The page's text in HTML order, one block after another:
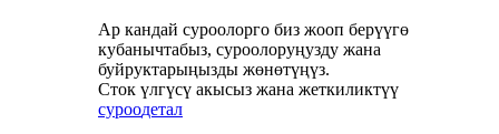
Ар кандай суроолорго биз жооп берүүгө
кубанычтабыз, суроолоруңузду жана
буйруктарыңызды жөнөтүңүз.
Сток үлгүсү акысыз жана жеткиликтүү
суроодетал